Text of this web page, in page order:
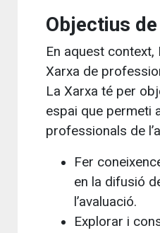
Objectius
En aquest context,
Xarxa de
La Xarxa té per
espai que permeti
professionals de
Fer
en la difusió
l’avaluació.
Explorar i